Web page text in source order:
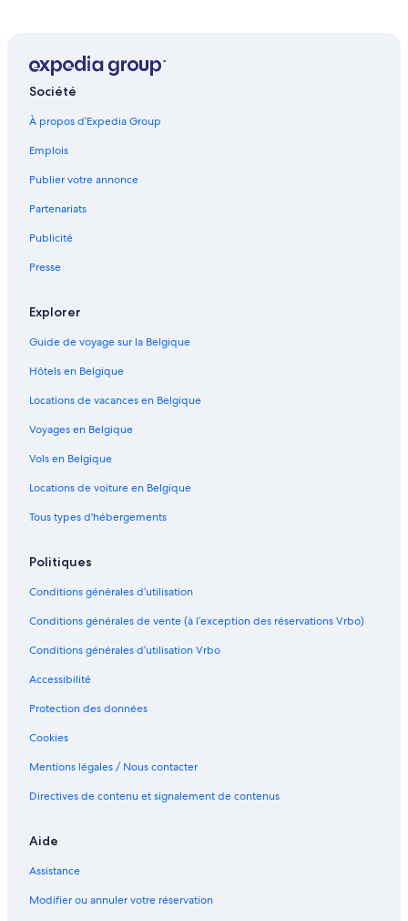
Société
À propos d’Expedia Group
Emplois
Publier votre annonce
Partenariats
Publicité
Presse
Explorer
Guide de voyage sur la Belgique
Hôtels en Belgique
Locations de vacances en Belgique
Voyages en Belgique
Vols en Belgique
Locations de voiture en Belgique
Tous types d'hébergements
Politiques
Conditions générales d’utilisation
Conditions générales de vente (à l’exception des réservations Vrbo)
Conditions générales d’utilisation Vrbo
Accessibilité
Protection des données
Cookies
Mentions légales / Nous contacter
Directives de contenu et signalement de contenus
Aide
Assistance
Modifier ou annuler votre réservation